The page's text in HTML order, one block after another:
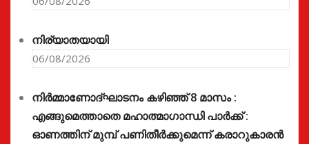
നിര്യാതയായി
06/08/2026
നിർമ്മാണോദ്ഘാടനം കഴിഞ്ഞ് 8 മാസം :
എങ്ങുമെത്താതെ മഹാത്മാഗാന്ധി പാർക്ക് :
ഓണത്തിന് മുമ്പ് പണിതീർക്കുമെന്ന് കരാറുകാരൻ